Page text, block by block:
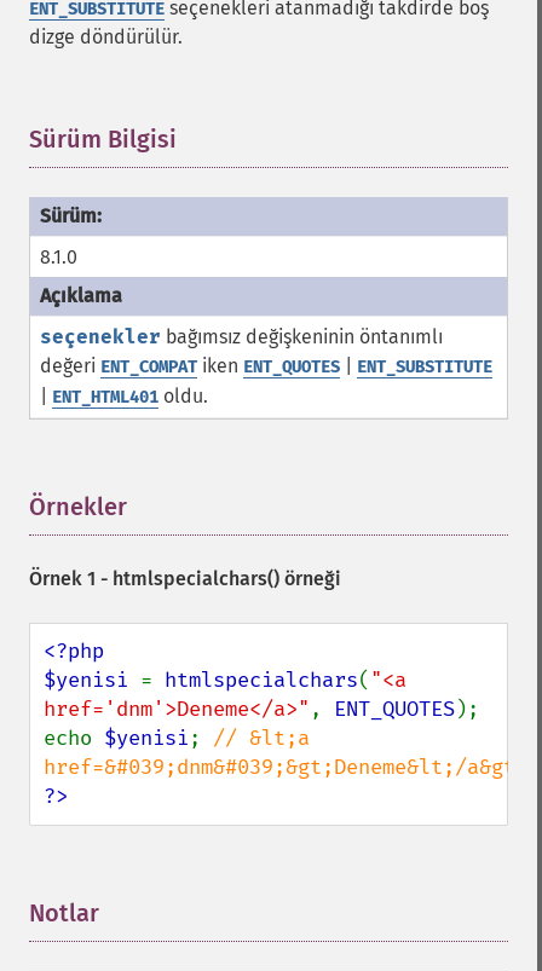
ENT_SUBSTITUTE seçenekleri atanmadığı takdirde boş
dizge döndürülür.
Sürüm Bilgisi
8.1.0
seçenekler bağımsız değişkeninin öntanımlı
değeri ENT_COMPAT iken ENT_QUOTES ENT_SUBSTITUTE
ENT_HTML401 oldu.
Örnekler
Örnek 1 - htmlspecialchars() örneği
<?php
$yenisi = htmlspecialchars( "<a
href='dnm'>Deneme</a>" , ENT_QUOTES);
echo $yenisi; // &lt;a
?>
Notlar